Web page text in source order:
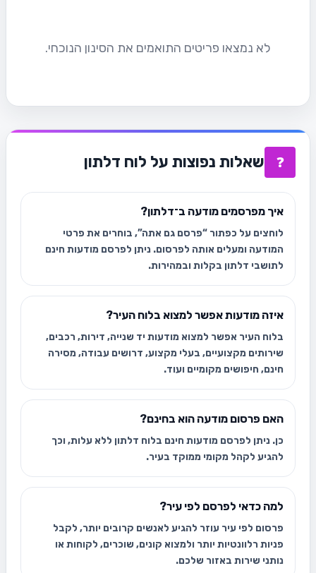
לא נמצאו פריטים התואמים את הסינון הנוכחי.
❓ שאלות נפוצות על לוח דלתון
איך מפרסמים מודעה ב־דלתון?
לוחצים על כפתור “פרסם גם אתה”, בוחרים את פרטי
המודעה ומעלים אותה לפרסום. ניתן לפרסם מודעות חינם
לתושבי דלתון בקלות ובמהירות.
איזה מודעות אפשר למצוא בלוח העיר?
בלוח העיר אפשר למצוא מודעות יד שנייה, דירות, רכבים,
שירותים מקצועיים, בעלי מקצוע, דרושים עבודה, מסירה
חינם, חיפושים מקומיים ועוד.
האם פרסום מודעה הוא בחינם?
כן. ניתן לפרסם מודעות חינם בלוח דלתון ללא עלות, וכך
להגיע לקהל מקומי ממוקד בעיר.
למה כדאי לפרסם לפי עיר?
פרסום לפי עיר עוזר להגיע לאנשים קרובים יותר, לקבל
פניות רלוונטיות יותר ולמצוא קונים, שוכרים, לקוחות או
נותני שירות באזור שלכם.